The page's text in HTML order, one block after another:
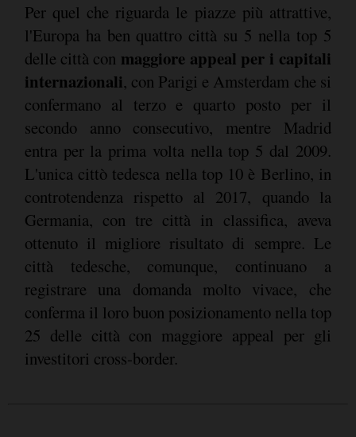
Per quel che riguarda le piazze più attrattive,
l'Europa ha ben quattro città su 5 nella top 5
delle città con maggiore appeal per i capitali
internazionali, con Parigi e Amsterdam che si
confermano al terzo e quarto posto per il
secondo anno consecutivo, mentre Madrid
entra per la prima volta nella top 5 dal 2009.
L'unica cittò tedesca nella top 10 è Berlino, in
controtendenza rispetto al 2017, quando la
Germania, con tre città in classifica, aveva
ottenuto il migliore risultato di sempre. Le
città tedesche, comunque, continuano a
registrare una domanda molto vivace, che
conferma il loro buon posizionamento nella top
25 delle città con maggiore appeal per gli
investitori cross-border.